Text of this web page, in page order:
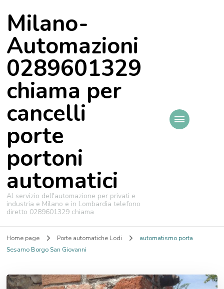
Milano-
Automazioni
0289601329
chiama per
cancelli
porte
portoni
automatici
Al servizio dell'automazione per privati e
industria e Milano e in Lombardia telefono
diretto 0289601329 chiama
Home page Porte automatiche Lodi
automatismo porta
Sesamo Borgo San Giovanni